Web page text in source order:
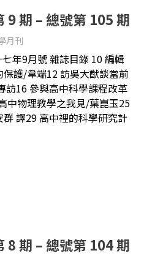
9 期 – 總號第 105 期
月刊
年9月號 雜誌目錄 10 編輯
護/韋端12 訪吳大猷談當前
訪16 參與高中科學課程改革
中物理教學之我見/葉崑玉25
譯29 高中裡的科學研究計
8 期 – 總號第 104 期